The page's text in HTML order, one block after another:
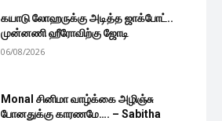
கயாடு லோஹருக்கு அடித்த ஜாக்போட்..
முன்னணி ஹீரோவிற்கு ஜோடி
06/08/2026
Monal சினிமா வாழ்க்கை அழிஞ்சு
போனதுக்கு காரணமே…. – Sabitha